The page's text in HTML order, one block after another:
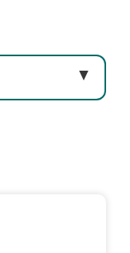
▼